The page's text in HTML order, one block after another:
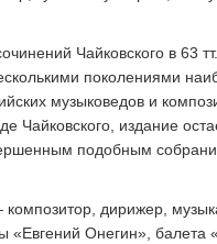
Чайковского в 63
поколениями
музыковедов и
Чайковского, издание
подобным
композитор, дирижер,
«Евгений Онегин», балета